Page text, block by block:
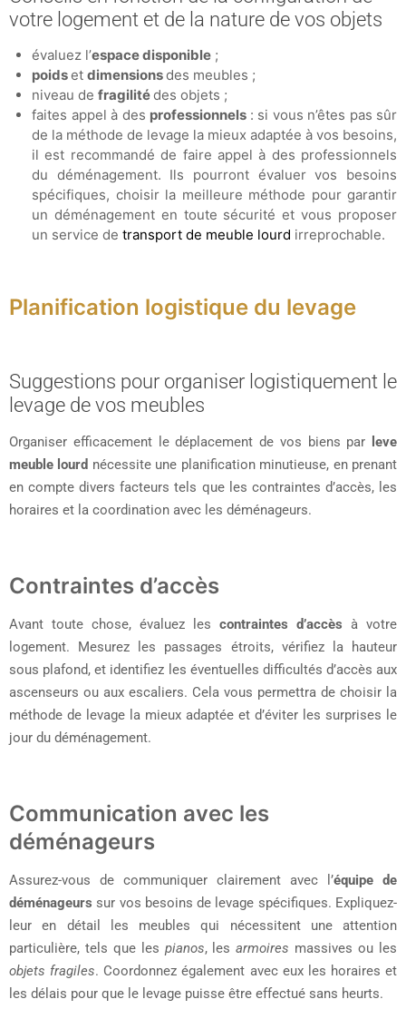
votre logement et de la nature de vos objets
évaluez l’espace disponible ;
poidset dimensionsdes meubles ;
niveau de fragilitédes objets ;
faites appel à des professionnels : si vous n’êtes pas sûr
de la méthode de levage la mieux adaptée à vos besoins,
il est recommandé de faire appel à des professionnels
du déménagement. Ils pourront évaluer vos besoins
spécifiques, choisir la meilleure méthode pour garantir
un déménagement en toute sécurité et vous proposer
un service de transport de meuble lourd irreprochable.
Planification logistique du levage
Suggestions pour organiser logistiquement le
levage de vos meubles
Organiser efficacement le déplacement de vos biens par
leve
meuble lourd nécessite une planification minutieuse, en prenant
en compte divers facteurs tels que les contraintes d’accès, les
horaires et la coordination avec les déménageurs.
Contraintes d’accès
Avant toute chose, évaluez les contraintes d’accès à votre
logement. Mesurez les passages étroits, vérifiez la hauteur
sous plafond, et identifiez les éventuelles difficultés d’accès aux
ascenseurs ou aux escaliers. Cela vous permettra de choisir la
méthode de levage la mieux adaptée et d’éviter les surprises le
jour du déménagement.
Communication avec les
déménageurs
Assurez-vous de communiquer clairement avec l’équipe de
déménageurs sur vos besoins de levage spécifiques. Expliquez-
leur en détail les meubles qui nécessitent une attention
particulière, tels que les pianos, lesarmoires massives ou les
objets fragiles. Coordonnez également avec eux les horaires et
les délais pour que le levage puisse être effectué sans heurts.